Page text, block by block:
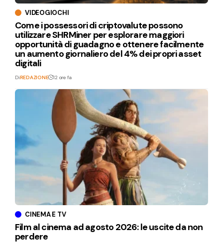
VIDEOGIOCHI
Come i possessori di criptovalute possono
utilizzare SHRMiner per esplorare maggiori
opportunità di guadagno e ottenere facilmente
un aumento giornaliero del 4% dei propri asset
digitali
DiREDAZIONE 12 ore fa
CINEMA E TV
Film al cinema ad agosto 2026: le uscite da non
perdere